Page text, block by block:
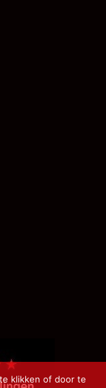
klikken of door te